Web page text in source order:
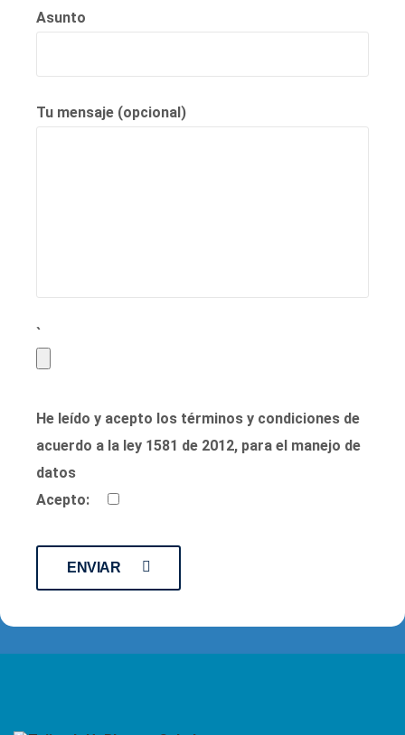
Asunto
Tu mensaje (opcional)
`
He leído y acepto los términos y condiciones de
acuerdo a la ley 1581 de 2012, para el manejo de
datos
Acepto:
ENVIAR